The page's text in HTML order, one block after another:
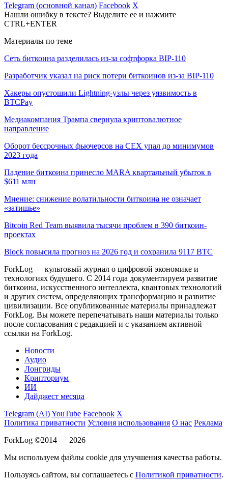
Telegram (основной канал) Facebook X
Нашли ошибку в тексте? Выделите ее и нажмите
CTRL+ENTER
Материалы по теме
Сеть биткоина разделилась из-за софтфорка BIP-110
Разработчик указал на риск потери биткоинов из-за BIP-110
Хакеры опустошили Lightning-узлы через уязвимость в
BTCPay
Медиакомпания Трампа свернула криптовалютное
направление
Оборот бессрочных фьючерсов на CEX упал до минимумов
2023 года
Падение биткоина принесло MARA квартальный убыток в
$611 млн
Мнение: снижение волатильности биткоина не означает
«затишье»
Bitcoin Red Team выявила тысячи проблем в 390 биткоин-
проектах
Block повысила прогноз на 2026 год и сохранила 9117 BTC
ForkLog — культовый журнал о цифровой экономике и
технологиях будущего. С 2014 года документируем развитие
биткоина, искусственного интеллекта, квантовых технологий
и других систем, определяющих трансформацию и развитие
цивилизации. Все опубликованные материалы принадлежат
ForkLog. Вы можете перепечатывать наши материалы только
после согласования с редакцией и с указанием активной
ссылки на ForkLog.
Новости
Аудио
Лонгриды
Крипториум
ИИ
Дайджест месяца
Telegram (AI)YouTube Facebook X
Политика приватности Условия использования О нас Реклама
ForkLog ©2014 — 2026
Мы используем файлы cookie для улучшения качества работы.
Пользуясь сайтом, вы соглашаетесь с Политикой приватности.